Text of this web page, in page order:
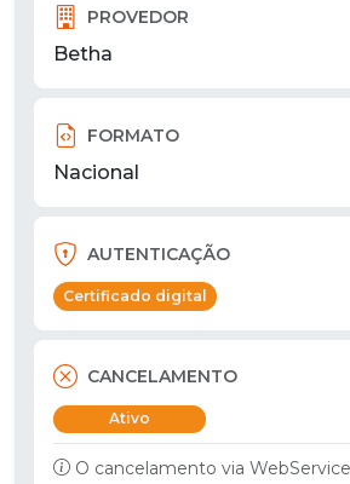
PROVEDOR
Betha
FORMATO
Nacional
AUTENTICAÇÃO
Certificado digital
CANCELAMENTO
Ativo
O cancelamento via